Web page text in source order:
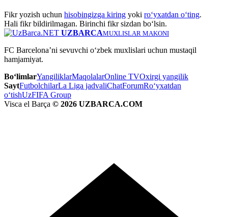
Fikr yozish uchun hisobingizga kiring yoki ro‘yxatdan o‘ting.
Hali fikr bildirilmagan. Birinchi fikr sizdan bo‘lsin.
UZBARCAMUXLISLAR MAKONI
FC Barcelona’ni sevuvchi o‘zbek muxlislari uchun mustaqil
hamjamiyat.
Bo‘limlarYangiliklarMaqolalarOnline TVOxirgi yangilik
SaytFutbolchilarLa Liga jadvaliChatForumRo‘yxatdan
o‘tishUzFIFA Group
Visca el Barça © 2026 UZBARCA.COM